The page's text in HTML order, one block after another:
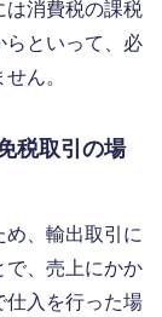
は消費税の課税
らといって、必
ん。
税取引の場
、輸出取引に
で、売上にかか
仕入を行った場